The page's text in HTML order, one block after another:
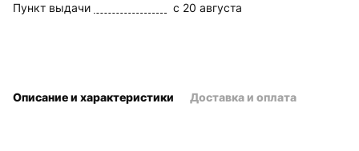
Пункт выдачи
c 20 августа
Описание и характеристики Доставка и оплата